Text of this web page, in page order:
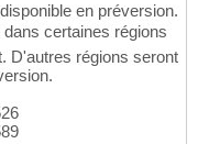
en préversion.
dans certaines régions
D'autres régions seront